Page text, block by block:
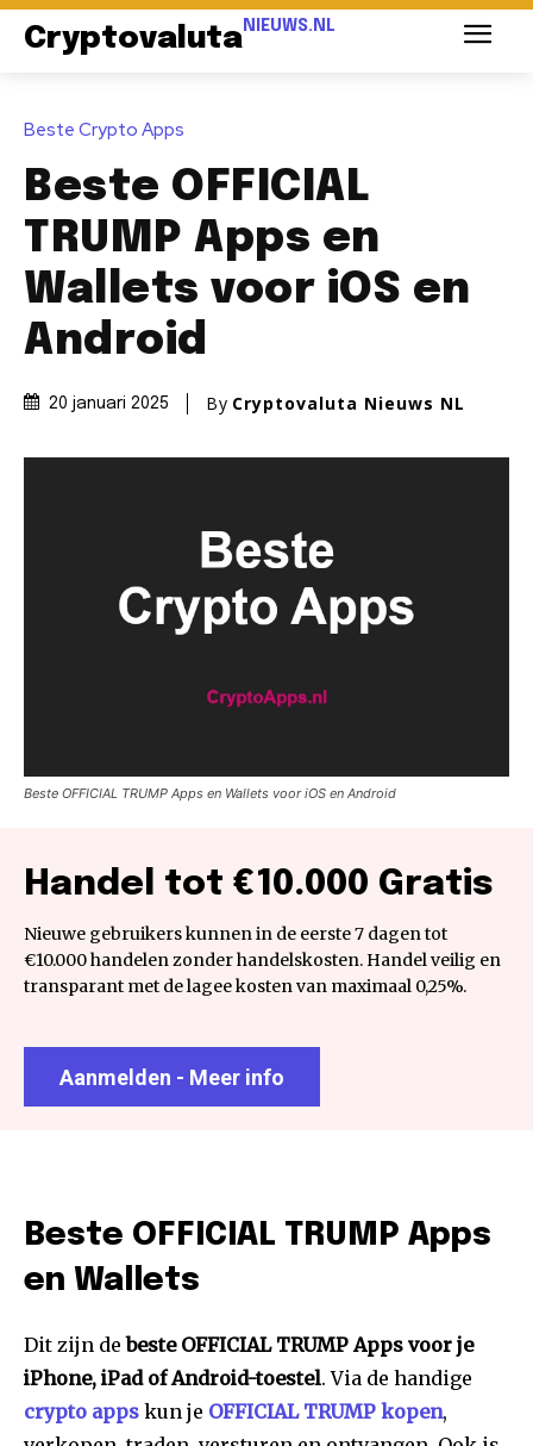
Cryptovaluta NIEUWS.NL
Beste Crypto Apps
Beste OFFICIAL
TRUMP Apps en
Wallets voor iOS en
Android
20 januari 2025 By Cryptovaluta Nieuws NL
Beste OFFICIAL TRUMP Apps en Wallets voor iOS en Android
Handel tot €10.000 Gratis
Nieuwe gebruikers kunnen in de eerste 7 dagen tot
€10.000 handelen zonder handelskosten. Handel veilig en
transparant met de lagee kosten van maximaal 0,25%.
Aanmelden - Meer info
Beste OFFICIAL TRUMP Apps
en Wallets
Dit zijn debeste OFFICIAL TRUMP Apps voor je
iPhone, iPad of Android-toestel. Via de handige
crypto apps kun je OFFICIAL TRUMP kopen,